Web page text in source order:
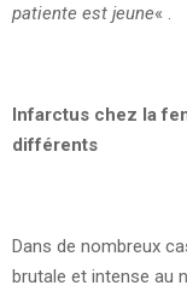
patiente est jeune« .
Infarctus chez la
différents
Dans de nombreux
brutale et intense au